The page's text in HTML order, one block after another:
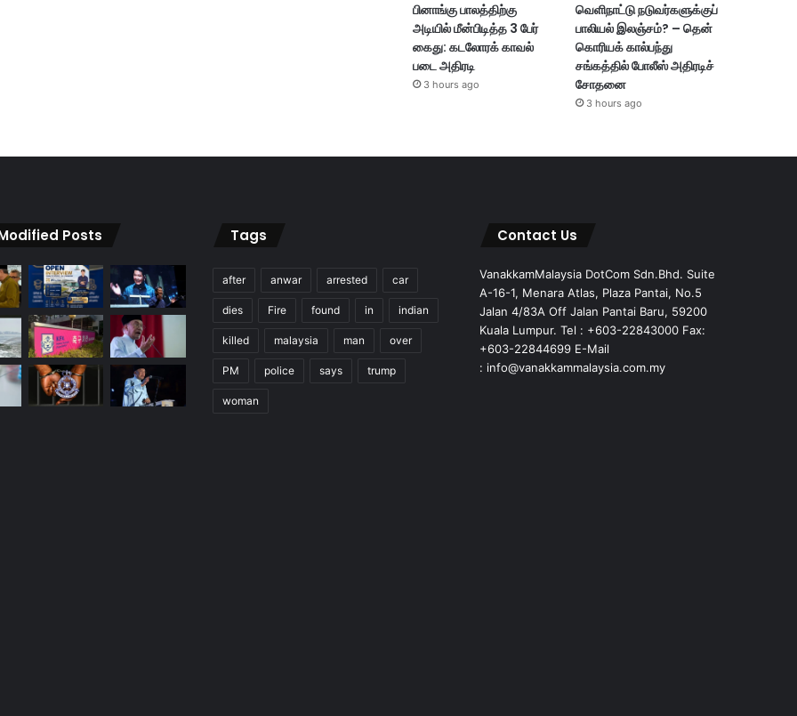
பினாங்கு பாலத்திற்கு
அடியில் மீன்பிடித்த 3 பேர்
கைது: கடலோரக் காவல்
படை அதிரடி
3 hours ago
வெளிநாட்டு நடுவர்களுக்குப்
பாலியல் இலஞ்சம்? – தென்
கொரியக் கால்பந்து
சங்கத்தில் போலீஸ் அதிரடிச்
சோதனை
3 hours ago
Posts Tags
after anwar arrested car
dies Fire found in indian
killed malaysia man over
PM police says trump
woman
Contact Us
VanakkamMalaysia DotCom Sdn.Bhd. Suite
A-16-1, Menara Atlas, Plaza Pantai, No.5
Jalan 4/83A Off Jalan Pantai Baru, 59200
Kuala Lumpur. Tel : +603-22843000 Fax:
+603-22844699 E-Mail
: info@vanakkammalaysia.com.my